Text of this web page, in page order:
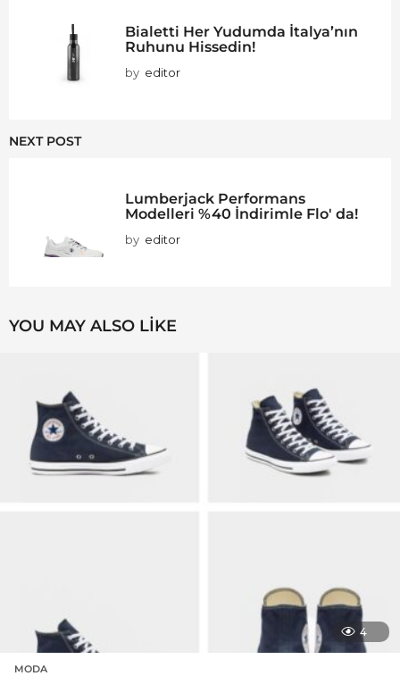
Bialetti Her Yudumda İtalya’nın
Ruhunu Hissedin!
by editor
NEXT POST
Lumberjack Performans
Modelleri %40 İndirimle Flo' da!
by editor
YOU MAY ALSO LIKE
4
MODA